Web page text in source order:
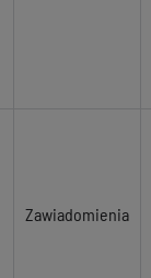
Zawiadomienia